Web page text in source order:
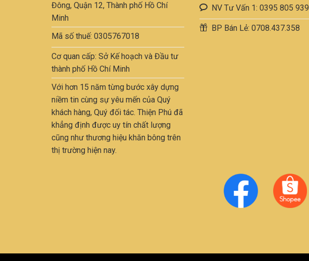
Đông, Quận 12, Thành phố Hồ Chí
Minh
Mã số thuế: 0305767018
Cơ quan cấp: Sở Kế hoạch và Đầu tư
thành phố Hồ Chí Minh
Với hơn 15 năm từng bước xây dựng
niềm tin cùng sự yêu mến của Quý
khách hàng, Quý đối tác. Thiện Phú đã
khẳng định được uy tín chất lượng
cũng như thương hiệu khăn bông trên
thị trường hiện nay.
NV Tư Vấn 1: 0395 805 939
BP Bán Lẻ: 0708.437.358